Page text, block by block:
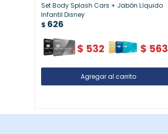
Set Body Splash Cars + Jabón Líquido
Infantil Disney
$ 626
$ 532 $ 563